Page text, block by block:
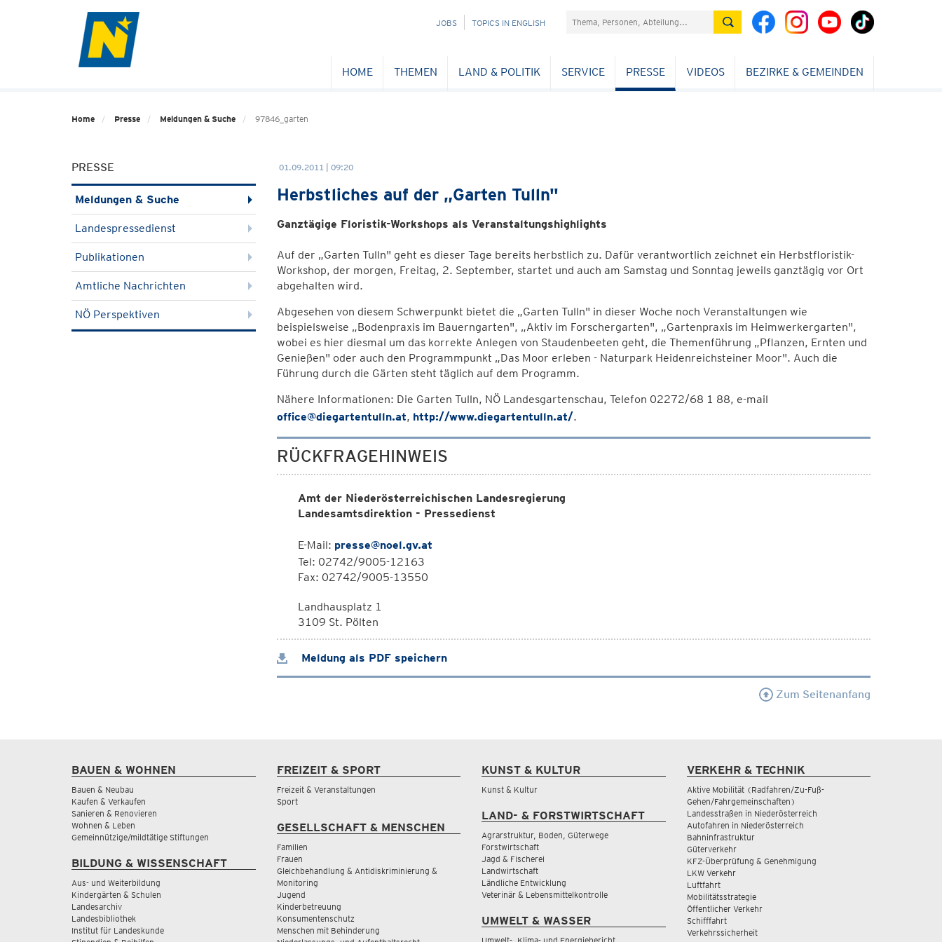
NAVIGATION
JOBS TOPICS IN ENGLISH Suchefeld
HOME THEMEN LAND & POLITIK SERVICE PRESSE VIDEOS BEZIRKE & GEMEINDEN
Home Presse Meldungen & Suche 97846_garten
PRESSE
Meldungen & Suche
Landespressedienst
Publikationen
Amtliche Nachrichten
NÖ Perspektiven
01.09.2011 | 09:20
Herbstliches auf der „Garten Tulln"
Ganztägige Floristik-Workshops als Veranstaltungshighlights
Auf der „Garten Tulln" geht es dieser Tage bereits herbstlich zu. Dafür verantwortlich zeichnet ein Herbstfloristik-
Workshop, der morgen, Freitag, 2. September, startet und auch am Samstag und Sonntag jeweils ganztägig vor Ort
abgehalten wird.
Abgesehen von diesem Schwerpunkt bietet die „Garten Tulln" in dieser Woche noch Veranstaltungen wie
beispielsweise „Bodenpraxis im Bauerngarten", „Aktiv im Forschergarten", „Gartenpraxis im Heimwerkergarten",
wobei es hier diesmal um das korrekte Anlegen von Staudenbeeten geht, die Themenführung „Pflanzen, Ernten und
Genießen" oder auch den Programmpunkt „Das Moor erleben - Naturpark Heidenreichsteiner Moor". Auch die
Führung durch die Gärten steht täglich auf dem Programm.
Nähere Informationen: Die Garten Tulln, NÖ Landesgartenschau, Telefon 02272/68 1 88, e-mail
office@diegartentulln.at, http://www.diegartentulln.at/.
RÜCKFRAGEHINWEIS
Amt der Niederösterreichischen Landesregierung
Landesamtsdirektion - Pressedienst
E-Mail: presse@noel.gv.at
Tel: 02742/9005-12163
Fax: 02742/9005-13550
Landhausplatz 1
3109 St. Pölten
Meldung als PDF speichern
Zum Seitenanfang
BAUEN & WOHNEN
Bauen & Neubau
Kaufen & Verkaufen
Sanieren & Renovieren
Wohnen & Leben
Gemeinnützige/mildtätige Stiftungen
BILDUNG & WISSENSCHAFT
Aus- und Weiterbildung
Kindergärten & Schulen
Landesarchiv
Landesbibliothek
Institut für Landeskunde
FREIZEIT & SPORT
Freizeit & Veranstaltungen
Sport
GESELLSCHAFT & MENSCHEN
Familien
Frauen
Gleichbehandlung & Antidiskriminierung &
Monitoring
Jugend
Kinderbetreuung
Konsumentenschutz
Menschen mit Behinderung
KUNST & KULTUR
Kunst & Kultur
LAND- & FORSTWIRTSCHAFT
Agrarstruktur, Boden, Güterwege
Forstwirtschaft
Jagd & Fischerei
Landwirtschaft
Ländliche Entwicklung
Veterinär & Lebensmittelkontrolle
UMWELT & WASSER
VERKEHR & TECHNIK
Aktive Mobilität (Radfahren/Zu-Fuß-
Gehen/Fahrgemeinschaften)
Landesstraßen in Niederösterreich
Autofahren in Niederösterreich
Bahninfrastruktur
Güterverkehr
KFZ-Überprüfung & Genehmigung
LKW Verkehr
Luftfahrt
Mobilitätsstrategie
Öffentlicher Verkehr
Schifffahrt
Verkehrssicherheit